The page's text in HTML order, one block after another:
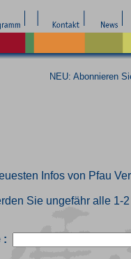
NEU: Abonnieren
Infos von Pfau
Sie ungefähr alle 1-
: